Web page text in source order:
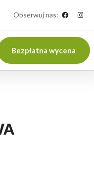
Obserwuj nas:
Bezpłatna wycena